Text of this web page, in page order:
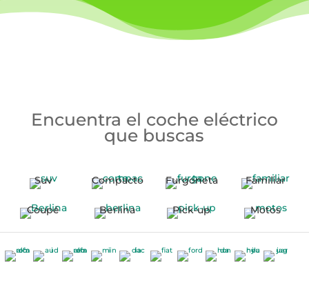
Encuentra el coche eléctrico
que buscas
Suv Compacto Furgoneta Familiar
Coupé Berlina Pick-up Motos